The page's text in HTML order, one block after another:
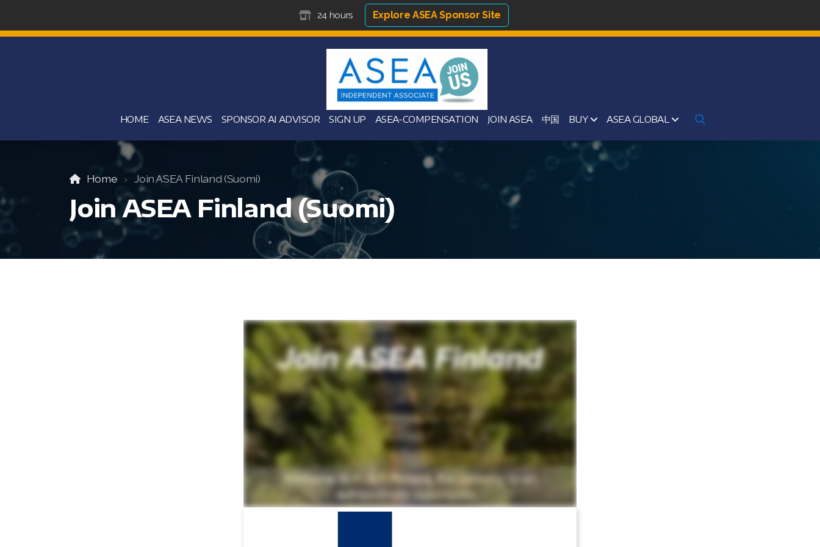
24 hours Explore ASEA Sponsor Site
HOME ASEA NEWS SPONSOR AI ADVISOR SIGN UP ASEA-COMPENSATION JOIN ASEA 中国 BUY ASEA GLOBAL
Home Join ASEA Finland (Suomi)
Join ASEA Finland (Suomi)